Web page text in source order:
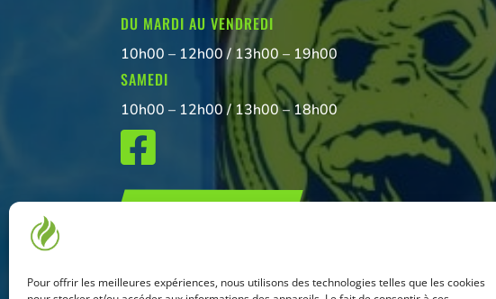
Pour offrir les meilleures expériences, nous utilisons des technologies telles que les cookies
DU MARDI AU VENDREDI
10h00 – 12h00 / 13h00 – 19h00
SAMEDI
10h00 – 12h00 / 13h00 – 18h00
